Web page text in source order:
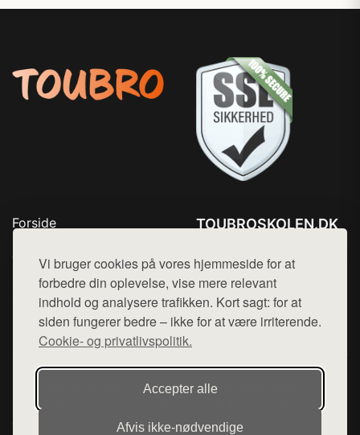
Vi bruger cookies på vores hjemmeside for at
forbedre din oplevelse, vise mere relevant
indhold og analysere trafikken. Kort sagt: for at
siden fungerer bedre – ikke for at være irriterende.
Cookie- og privatlivspolitik.
Accepter alle
Afvis ikke‑nødvendige
Forside
Top Rabatter
Blog
Kontakt
TOUBROSKOLEN.DK
Mail: hej@want.dk
Cookie- og privatlivspolitik
Denne side er en del af want.dk, der udgiver en række
hjemmesider med præsentation af forskellige produkter fra
diverse webshops. Der sælges ikke varer fra denne side - vi